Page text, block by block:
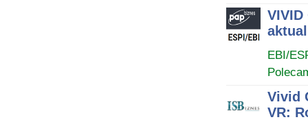
EBI/
Vivid
VR: